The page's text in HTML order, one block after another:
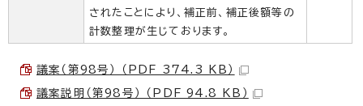
されたことにより、補正前、補正後額等の
計数整理が生じております。
議案（第98号） （PDF 374.3 KB）
議案説明（第98号） （PDF 94.8 KB）